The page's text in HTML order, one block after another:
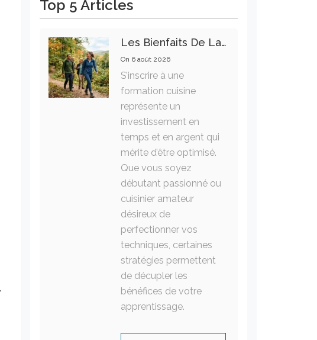
Top 5 Articles
Les Bienfaits De La Marche Sur La Santé Physique Et Mentale
On 6 août 2026
S’inscrire à une
formation cuisine
représente un
investissement en
temps et en argent qui
mérite d’être optimisé.
Que vous soyez
débutant passionné ou
cuisinier amateur
désireux de
perfectionner vos
techniques, certaines
stratégies permettent
de décupler les
bénéfices de votre
apprentissage.